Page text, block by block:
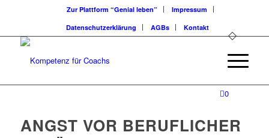
Zur Plattform “Genial leben”
Impressum
Datenschutzerklärung
AGBs Kontakt
0
ANGST VOR BERUFLICHER